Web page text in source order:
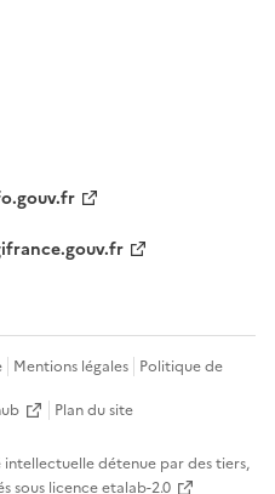
Mentions légales Politique de
Plan du site
détenue par des tiers,
sous licence etalab-2.0